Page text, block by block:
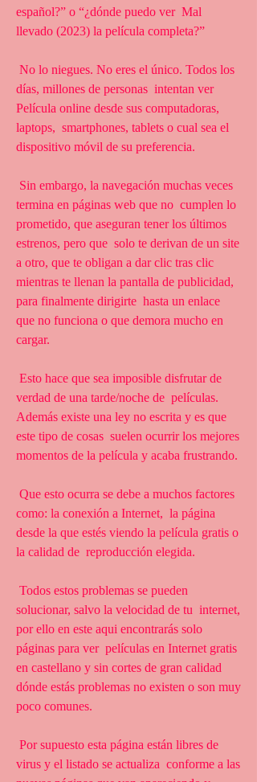
español?” o “¿dónde puedo ver  Mal
llevado (2023) la película completa?”
días, millones de personas  intentan ver
Película online desde sus computadoras,
laptops,  smartphones, tablets o cual sea el
dispositivo móvil de su preferencia.
termina en páginas web que no  cumplen lo
prometido, que aseguran tener los últimos
estrenos, pero que  solo te derivan de un site
a otro, que te obligan a dar clic tras clic
mientras te llenan la pantalla de publicidad,
para finalmente dirigirte  hasta un enlace
que no funciona o que demora mucho en
cargar.
verdad de una tarde/noche de  películas.
Además existe una ley no escrita y es que
este tipo de cosas  suelen ocurrir los mejores
momentos de la película y acaba frustrando.
como: la conexión a Internet,  la página
desde la que estés viendo la película gratis o
la calidad de  reproducción elegida.
solucionar, salvo la velocidad de tu  internet,
por ello en este aqui encontrarás solo
páginas para ver  películas en Internet gratis
en castellano y sin cortes de gran calidad
dónde estás problemas no existen o son muy
poco comunes.
virus y el listado se actualiza  conforme a las